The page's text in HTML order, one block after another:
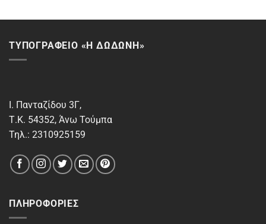
ΤΥΠΟΓΡΑΦΕΙΟ «Η ΔΩΔΩΝΗ»
Ι. Πανταζίδου 3Γ,
Τ.Κ. 54352, Άνω Τούμπα
Τηλ.: 2310925159
ΠΛΗΡΟΦΟΡΊΕΣ